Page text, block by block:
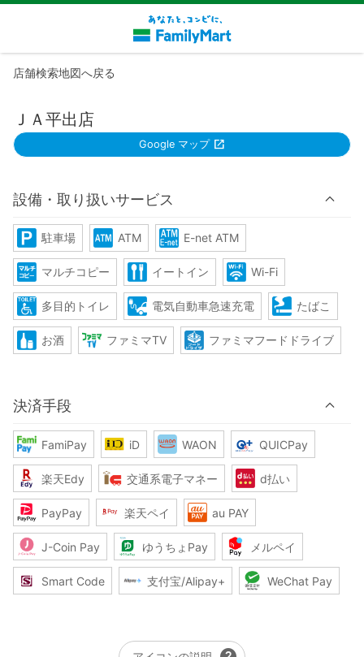
店舗検索地図へ戻る
ＪＡ平出店
Google マップ
設備・取り扱いサービス
駐車場 ATM E-net ATM
マルチコピー イートイン Wi-Fi
多目的トイレ 電気自動車急速充電 たばこ
お酒 ファミマTV ファミマフードドライブ
決済手段
FamiPay iD WAON QUICPay
楽天Edy 交通系電子マネー d払い
PayPay 楽天ペイ au PAY
J-Coin Pay ゆうちょPay メルペイ
Smart Code 支付宝/Alipay+ WeChat Pay